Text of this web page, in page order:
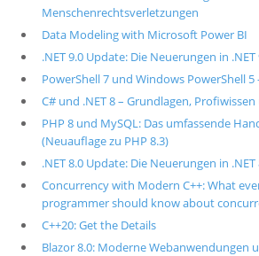
Menschenrechtsverletzungen
Data Modeling with Microsoft Power BI
.NET 9.0 Update: Die Neuerungen in
PowerShell 7 und Windows PowerShell
C# und .NET 8 – Grundlagen,
PHP 8 und MySQL: Das umfassende
(Neuauflage zu PHP 8.3)
.NET 8.0 Update: Die Neuerungen in
Concurrency with Modern C++: What
programmer should know about
C++20: Get the Details
Blazor 8.0: Moderne Webanwendungen